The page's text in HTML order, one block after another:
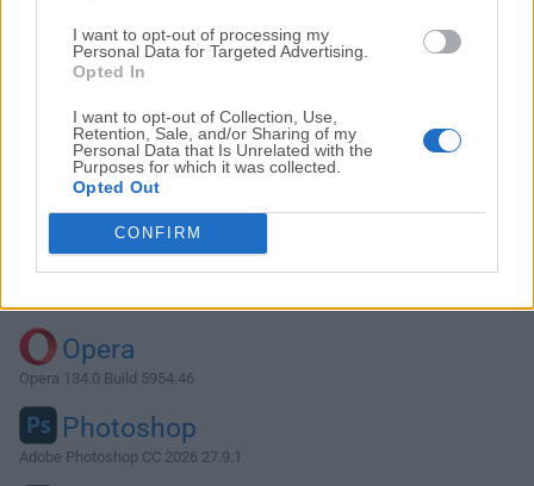
I want to opt-out of processing my
Personal Data for Targeted Advertising.
Opted In
I want to opt-out of Collection, Use,
Retention, Sale, and/or Sharing of my
Personal Data that Is Unrelated with the
Purposes for which it was collected.
Opted Out
CONFIRM
Descargar Bitwig Studio 4.4.8
¿Por qué se publica esta aplicación en FileHorse? (
información
Opera
Opera 134.0 Build 5954.46
Photoshop
Adobe Photoshop CC 2026 27.9.1